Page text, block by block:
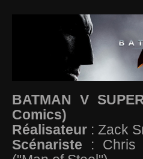
BATMAN V
Comics)
Réalisateur : Zack
Scénariste : Chris